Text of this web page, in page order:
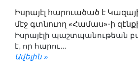
Իսրայէլ հարուածած է
մէջ գտնուող «Համաս»-ի
Իսրայէլի պաշտպանութեան
է, որ հարու...
Ավելին »